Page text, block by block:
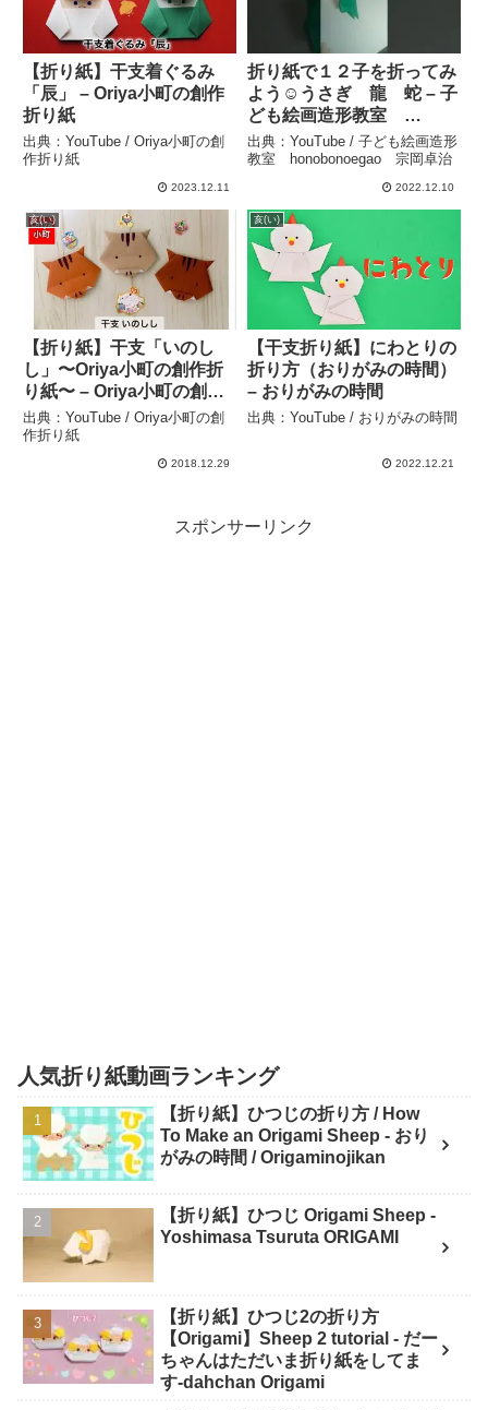
【折り紙】干支着ぐるみ
「辰」 – Oriya小町の創作
折り紙
出典：YouTube / Oriya小町の創
作折り紙
2023.12.11
折り紙で１２子を折ってみ
よう☺うさぎ 龍 蛇 – 子
ども絵画造形教室
honobonoegao 宗岡卓
治
出典：YouTube / 子ども絵画造形
教室 honobonoegao 宗岡卓治
2022.12.10
亥(い)
【折り紙】干支「いのし
し」〜Oriya小町の創作折
り紙〜 – Oriya小町の創作
折り紙
出典：YouTube / Oriya小町の創
作折り紙
2018.12.29
亥(い)
【干支折り紙】にわとりの
折り方（おりがみの時間）
– おりがみの時間
出典：YouTube / おりがみの時間
2022.12.21
スポンサーリンク
人気折り紙動画ランキング
【折り紙】ひつじの折り方 / How
To Make an Origami Sheep - おり
がみの時間 / Origaminojikan
【折り紙】ひつじ Origami Sheep -
Yoshimasa Tsuruta ORIGAMI
【折り紙】ひつじ2の折り方
【Origami】Sheep 2 tutorial - だー
ちゃんはただいま折り紙をしてま
す-dahchan Origami